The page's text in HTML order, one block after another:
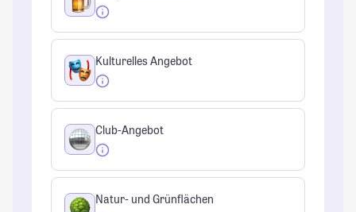
Kulturelles Angebot
Club-Angebot
Natur- und Grünflächen